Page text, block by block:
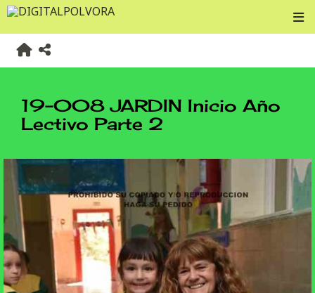
19-008 JARDIN Inicio Año
Lectivo Parte 2